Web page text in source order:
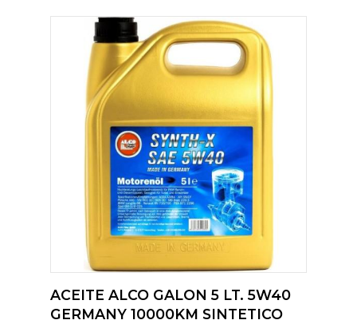
ACEITE ALCO GALON 5 LT. 5W40
GERMANY 10000KM SINTETICO